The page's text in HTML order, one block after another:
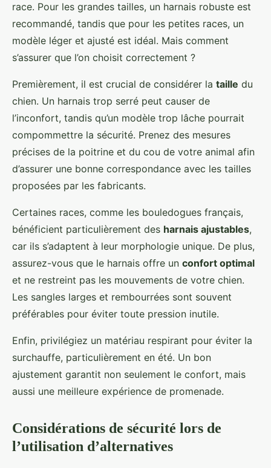
race. Pour les grandes tailles, un harnais robuste est
recommandé, tandis que pour les petites races, un
modèle léger et ajusté est idéal. Mais comment
s’assurer que l’on choisit correctement ?
Premièrement, il est crucial de considérer la taille du
chien. Un harnais trop serré peut causer de
l’inconfort, tandis qu’un modèle trop lâche pourrait
compommettre la sécurité. Prenez des mesures
précises de la poitrine et du cou de votre animal afin
d’assurer une bonne correspondance avec les tailles
proposées par les fabricants.
Certaines races, comme les bouledogues français,
bénéficient particulièrement des harnais ajustables,
car ils s’adaptent à leur morphologie unique. De plus,
assurez-vous que le harnais offre un confort optimal
et ne restreint pas les mouvements de votre chien.
Les sangles larges et rembourrées sont souvent
préférables pour éviter toute pression inutile.
Enfin, privilégiez un matériau respirant pour éviter la
surchauffe, particulièrement en été. Un bon
ajustement garantit non seulement le confort, mais
aussi une meilleure expérience de promenade.
Considérations de sécurité lors de
l’utilisation d’alternatives